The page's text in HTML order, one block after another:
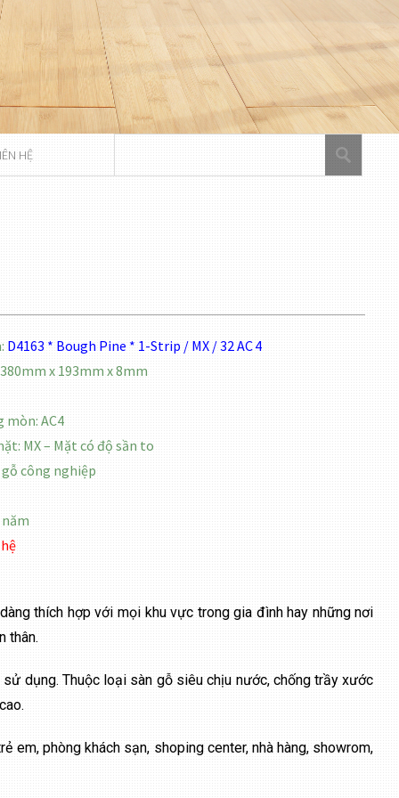
HỆ
D4163 * Bough Pine * 1-Strip / MX / 32 AC 4
x 193mm x 8mm
mòn: AC4
MX – Mặt có độ sần to
gỗ công nghiệp
thích hợp với mọi khu vực trong gia đình hay những nơi
thân.
dụng. Thuộc loại sàn gỗ siêu chịu nước, chống trầy xước
em, phòng khách sạn, shoping center, nhà hàng, showrom,